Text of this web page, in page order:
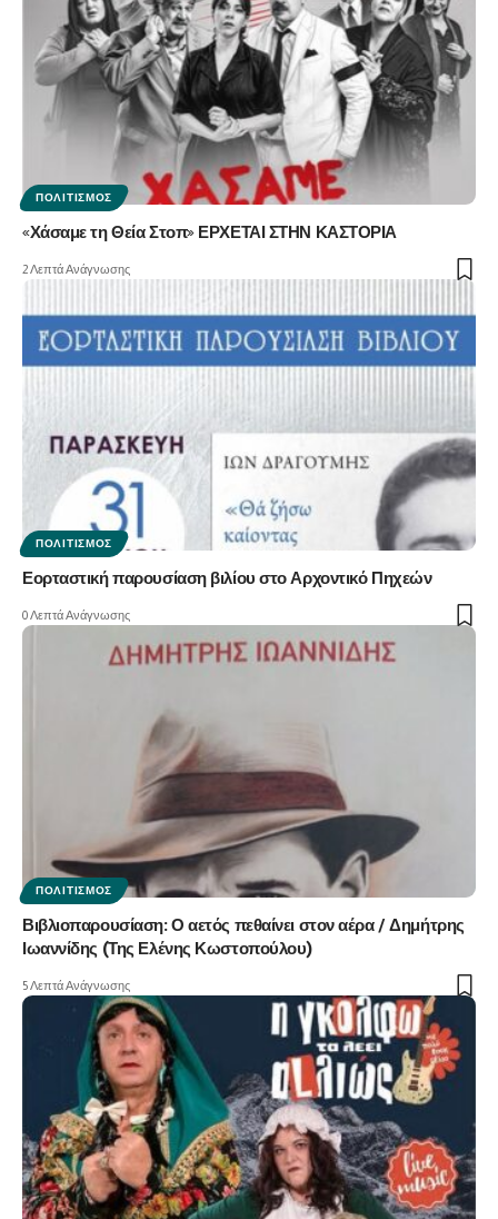
ΠΟΛΙΤΙΣΜΌΣ
«Χάσαμε τη Θεία Στοπ» ΕΡΧΕΤΑΙ ΣΤΗΝ ΚΑΣΤΟΡΙΑ
2 Λεπτά Ανάγνωσης
ΠΟΛΙΤΙΣΜΌΣ
Εορταστική παρουσίαση βιλίου στο Αρχοντικό Πηχεών
0 Λεπτά Ανάγνωσης
ΠΟΛΙΤΙΣΜΌΣ
Βιβλιοπαρουσίαση: Ο αετός πεθαίνει στον αέρα / Δημήτρης
Ιωαννίδης (Της Ελένης Κωστοπούλου)
5 Λεπτά Ανάγνωσης